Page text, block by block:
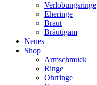
Verlobungsringe
Eheringe
Braut
Bräutigam
Neues
Shop
Armschmuck
Ringe
Ohrringe